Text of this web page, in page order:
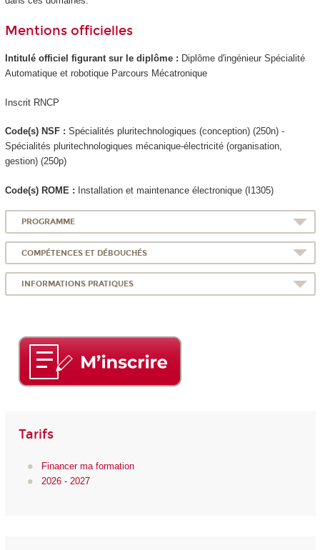
Mentions officielles
Intitulé officiel figurant sur le diplôme : Diplôme d'ingénieur Spécialité
Automatique et robotique Parcours Mécatronique
Inscrit RNCP
Code(s) NSF : Spécialités pluritechnologiques (conception) (250n) -
Spécialités pluritechnologiques mécanique-électricité (organisation,
gestion) (250p)
Code(s) ROME : Installation et maintenance électronique (I1305)
PROGRAMME
COMPÉTENCES ET DÉBOUCHÉS
INFORMATIONS PRATIQUES
Tarifs
Financer ma formation
2026 - 2027